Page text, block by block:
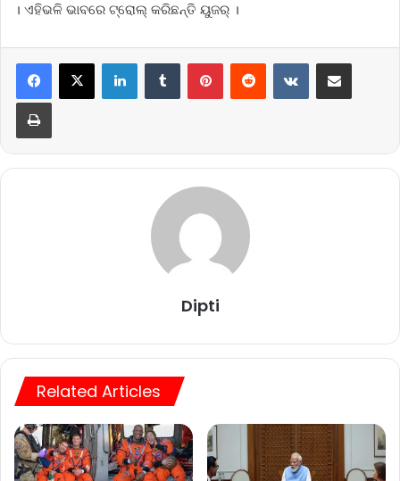
। ଏହିଭଳି ଭାବରେ ଟ୍ରୋଲ୍ କରିଛନ୍ତି ୟୁଜର୍ ।
Dipti
Related Articles